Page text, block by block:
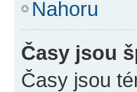
Nahoru
Časy jsou
Časy jsou